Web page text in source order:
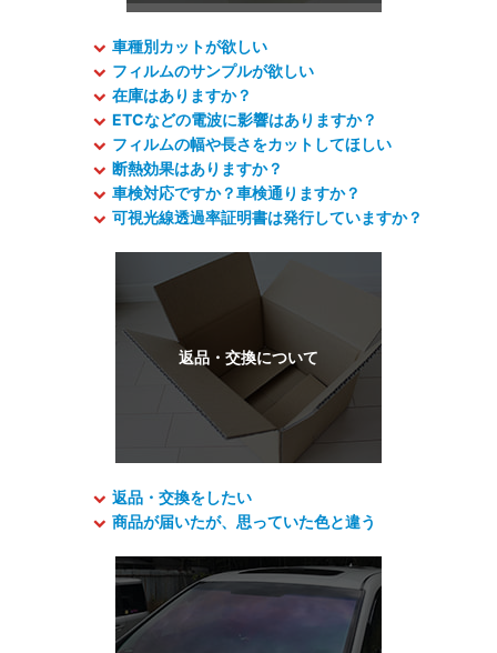
車種別カットが欲しい
フィルムのサンプルが欲しい
在庫はありますか？
ETCなどの電波に影響はありますか？
フィルムの幅や長さをカットしてほしい
断熱効果はありますか？
車検対応ですか？車検通りますか？
可視光線透過率証明書は発行していますか？
返品・交換をしたい
商品が届いたが、思っていた色と違う